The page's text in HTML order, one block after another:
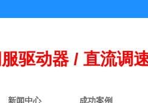
服驱动器 / 直流调
新闻中心 成功案例